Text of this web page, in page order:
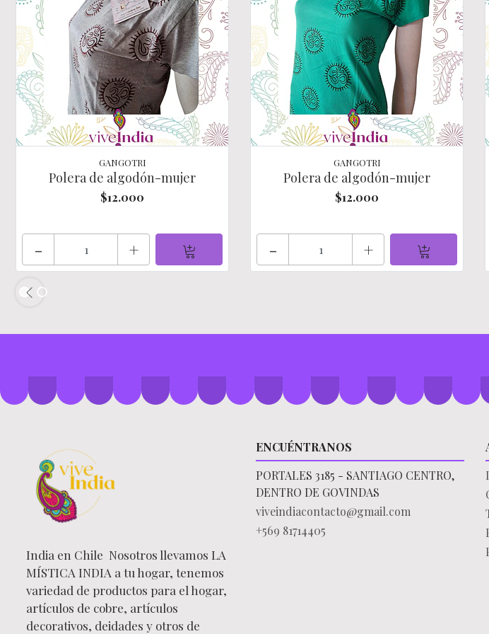
GANGOTRI
Polera de algodón-mujer
$12.000
- +
GANGOTRI
Polera de algodón-mujer
$12.000
- +
India en Chile Nosotros llevamos LA
MÍSTICA INDIA a tu hogar, tenemos
variedad de productos para el hogar,
artículos de cobre, artículos
decorativos, deidades y otros de
ENCUÉNTRANOS
PORTALES 3185 - SANTIAGO CENTRO,
DENTRO DE GOVINDAS
viveindiacontacto@gmail.com
+569 81714405